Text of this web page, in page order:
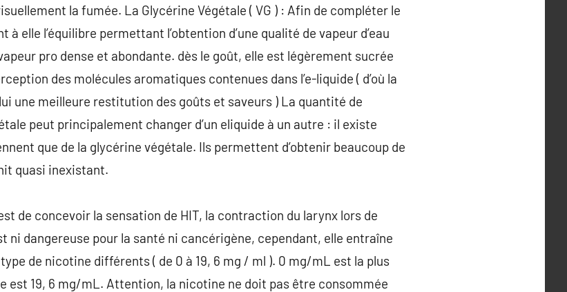
la fumée. La Glycérine Végétale ( VG ) : Afin de compléter le
à elle l’équilibre permettant l’obtention d’une qualité de vapeur d’eau
pro dense et abondante. dès le goût, elle est légèrement sucrée
des molécules aromatiques contenues dans l’e-liquide ( d’où la
une meilleure restitution des goûts et saveurs ) La quantité de
peut principalement changer d’un eliquide à un autre : il existe
que de la glycérine végétale. Ils permettent d’obtenir beaucoup de
quasi inexistant.
de concevoir la sensation de HIT, la contraction du larynx lors de
ni dangereuse pour la santé ni cancérigène, cependant, elle entraîne
de nicotine différents ( de 0 à 19, 6 mg / ml ). 0 mg/mL est la plus
est 19, 6 mg/mL. Attention, la nicotine ne doit pas être consommée